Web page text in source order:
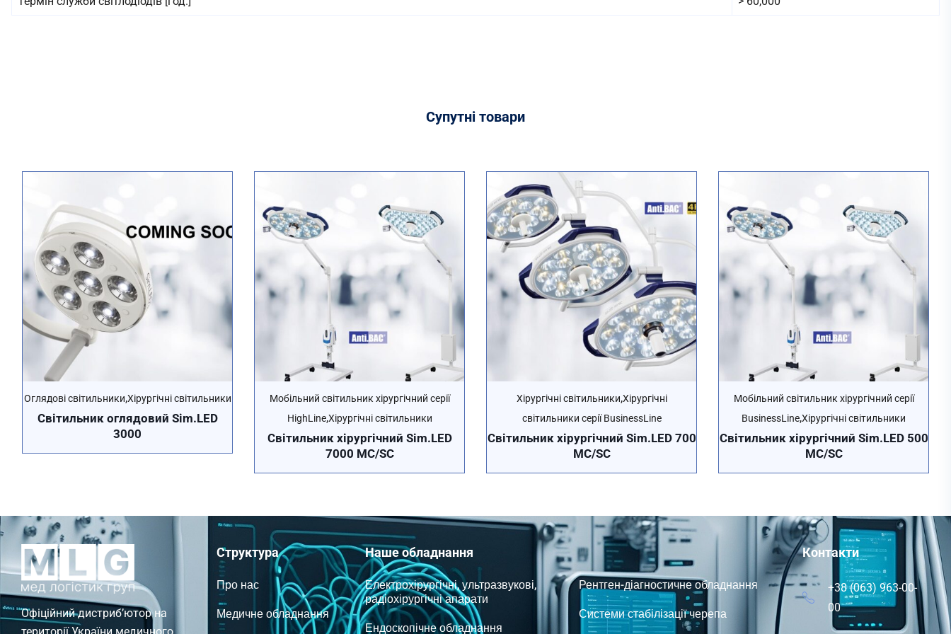
Супутні товари
Оглядові світильники,Хірургічні світильники
Cвітильник оглядовий Sim.LED
3000
Мобільний світильник хірургічний серії
HighLine,Хірургічні світильники
Cвітильник хірургічний Sim.LED
7000 MC/SC
Хірургічні світильники,Хірургічні
світильники серії BusinessLine
Cвітильник хірургічний Sim.LED 700
MC/SC
Мобільний світильник хірургічний серії
BusinessLine,Хірургічні світильники
Cвітильник хірургічний Sim.LED 500
MC/SC
Офіційний дистриб’ютор на
Структура
Про нас
Медичне обладнання
Наше обладнання
Електрохірургічні, ультразвукові,
радіохірургічні апарати
Ендоскопічне обладнання
Рентген-діагностичне обладнання
Системи стабілізації черепа
Контакти
+38 (063) 963-00-
00